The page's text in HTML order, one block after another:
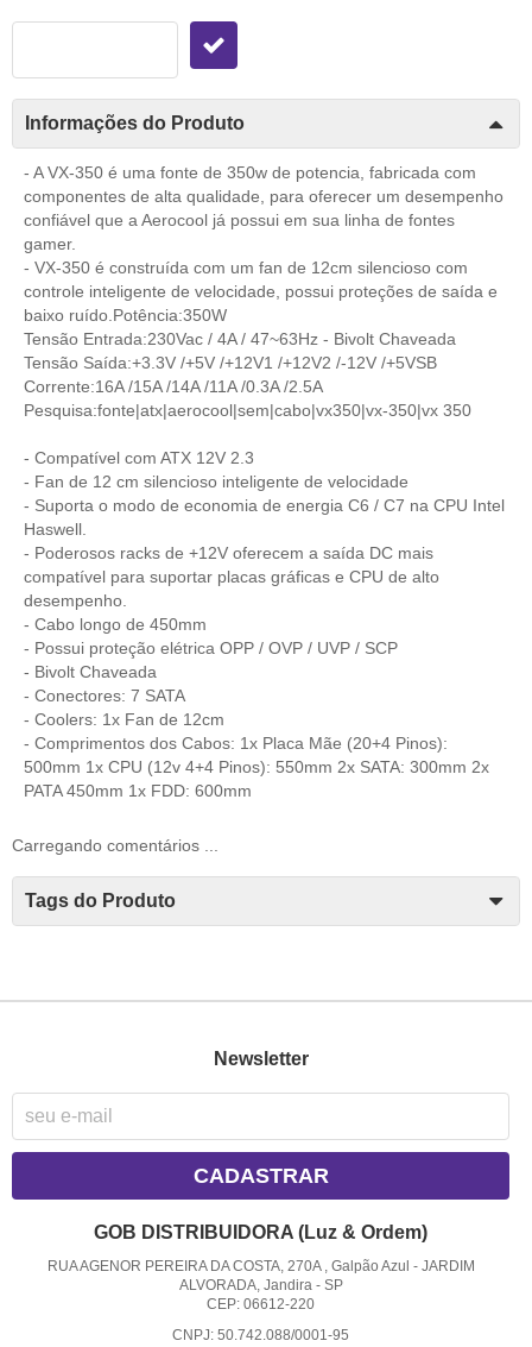
Informações do Produto
- A VX-350 é uma fonte de 350w de potencia, fabricada com
componentes de alta qualidade, para oferecer um desempenho
confiável que a Aerocool já possui em sua linha de fontes
gamer.
- VX-350 é construída com um fan de 12cm silencioso com
controle inteligente de velocidade, possui proteções de saída e
baixo ruído.Potência:350W
Tensão Entrada:230Vac / 4A / 47~63Hz - Bivolt Chaveada
Tensão Saída:+3.3V /+5V /+12V1 /+12V2 /-12V /+5VSB
Corrente:16A /15A /14A /11A /0.3A /2.5A
Pesquisa:fonte|atx|aerocool|sem|cabo|vx350|vx-350|vx 350
- Compatível com ATX 12V 2.3
- Fan de 12 cm silencioso inteligente de velocidade
- Suporta o modo de economia de energia C6 / C7 na CPU Intel
Haswell.
- Poderosos racks de +12V oferecem a saída DC mais
compatível para suportar placas gráficas e CPU de alto
desempenho.
- Cabo longo de 450mm
- Possui proteção elétrica OPP / OVP / UVP / SCP
- Bivolt Chaveada
- Conectores: 7 SATA
- Coolers: 1x Fan de 12cm
- Comprimentos dos Cabos: 1x Placa Mãe (20+4 Pinos):
500mm 1x CPU (12v 4+4 Pinos): 550mm 2x SATA: 300mm 2x
PATA 450mm 1x FDD: 600mm
Carregando comentários ...
Tags do Produto
Newsletter
CADASTRAR
GOB DISTRIBUIDORA (Luz & Ordem)
RUA AGENOR PEREIRA DA COSTA, 270A , Galpão Azul - JARDIM
ALVORADA, Jandira- SP
CEP: 06612-220
CNPJ: 50.742.088/0001-95